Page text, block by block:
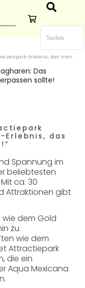
Erlebnis, das man
Das
sollte!
Erlebnis, das
Spannung im
beliebtesten
ca. 30
Attraktionen gibt
dem Gold
zu
wie dem
Attractiepark
die ein
Aqua Mexicana